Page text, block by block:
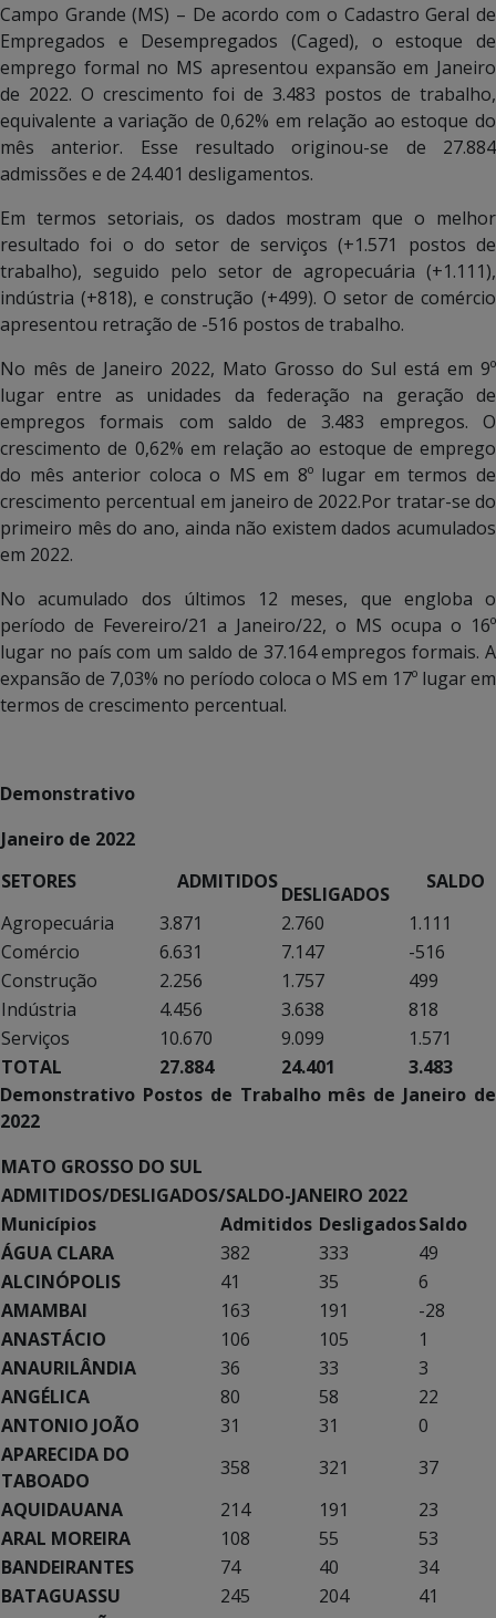
Campo Grande (MS) – De acordo com o Cadastro Geral de
Empregados e Desempregados (Caged), o estoque de
emprego formal no MS apresentou expansão em Janeiro
de 2022. O crescimento foi de 3.483 postos de trabalho,
equivalente a variação de 0,62% em relação ao estoque do
mês anterior. Esse resultado originou-se de 27.884
admissões e de 24.401 desligamentos.
Em termos setoriais, os dados mostram que o melhor
resultado foi o do setor de serviços (+1.571 postos de
trabalho), seguido pelo setor de agropecuária (+1.111),
indústria (+818), e construção (+499). O setor de comércio
apresentou retração de -516 postos de trabalho.
No mês de Janeiro 2022, Mato Grosso do Sul está em 9º
lugar entre as unidades da federação na geração de
empregos formais com saldo de 3.483 empregos. O
crescimento de 0,62% em relação ao estoque de emprego
do mês anterior coloca o MS em 8º lugar em termos de
crescimento percentual em janeiro de 2022.Por tratar-se do
primeiro mês do ano, ainda não existem dados acumulados
em 2022.
No acumulado dos últimos 12 meses, que engloba o
período de Fevereiro/21 a Janeiro/22, o MS ocupa o 16º
lugar no país com um saldo de 37.164 empregos formais. A
expansão de 7,03% no período coloca o MS em 17º lugar em
termos de crescimento percentual.
Demonstrativo
Janeiro de 2022
SETORES
ADMITIDOS
DESLIGADOS
SALDO
Agropecuária
3.871 2.760
1.111
Comércio
6.631 7.147
-516
Construção
2.256 1.757
499
Indústria
4.456 3.638
818
Serviços
10.670 9.099
1.571
TOTAL
27.884 24.401
3.483
Demonstrativo Postos de Trabalho mês de Janeiro de
2022
MATO GROSSO DO SUL
ADMITIDOS/DESLIGADOS/SALDO-JANEIRO 2022
Municípios
Admitidos DesligadosSaldo
ÁGUA CLARA
382 333
49
ALCINÓPOLIS
41 35
6
AMAMBAI
163 191
-28
ANASTÁCIO
106 105
1
ANAURILÂNDIA
36 33
3
ANGÉLICA
80 58
22
ANTONIO JOÃO
31 31
0
APARECIDA DO
TABOADO
358 321
37
AQUIDAUANA
214 191
23
ARAL MOREIRA
108 55
53
BANDEIRANTES
74 40
34
BATAGUASSU
245 204
41